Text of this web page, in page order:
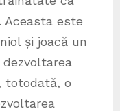
Aceasta este
și joacă un
totodată, o